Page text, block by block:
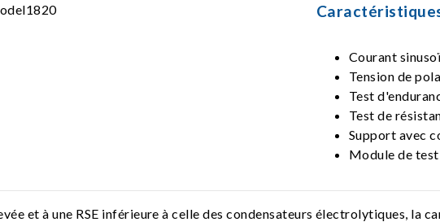
Courant
Tension de
Test
Test de
Support avec
Module de
et à une RSE inférieure à celle des condensateurs électrolytiques, la